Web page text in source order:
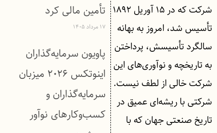
شرکت که در ۱۵ آوریل ۱۸۹۲
تأسیس شد، امروز به بهانه
سالگرد تأسیسش، پرداختن
به تاریخچه و نوآوری‌های این
شرکت خالی از لطف نیست.
شرکتی با ریشه‌ای عمیق در
تاریخ صنعتی جهان که با
تأمین مالی کرد
۱۷ مرداد ۱۴۰۵
پاویون سرمایه‌گذاران
اینوتکس ۲۰۲۶ میزبان
سرمایه‌گذاران و
کسب‌وکارهای نوآور